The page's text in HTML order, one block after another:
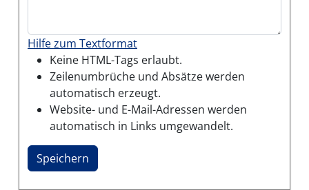
Hilfe zum Textformat
Keine HTML-Tags erlaubt.
Zeilenumbrüche und Absätze werden
automatisch erzeugt.
Website- und E-Mail-Adressen werden
automatisch in Links umgewandelt.